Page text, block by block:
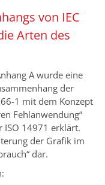
von IEC
Arten des
A wurde eine
der
1 mit dem Konzept
Fehlanwendung“
ISO 14971 erklärt.
der Grafik im
dar.